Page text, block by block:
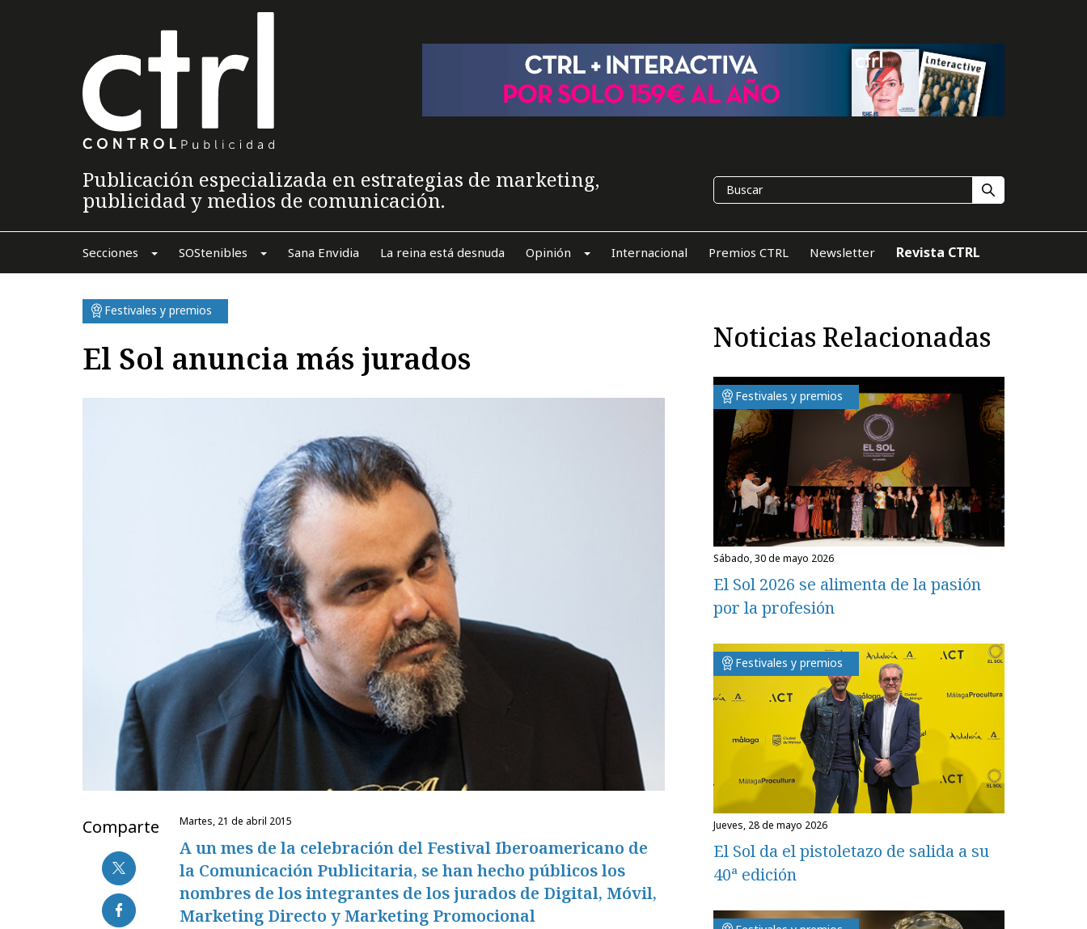
Publicación especializada en estrategias de marketing,
publicidad y medios de comunicación.
Secciones SOStenibles Sana Envidia La reina está desnuda Opinión Internacional Premios CTRL Newsletter Revista CTRL
Festivales y premios
El Sol anuncia más jurados
Comparte martes, 21 de abril 2015
A un mes de la celebración del Festival Iberoamericano de
la Comunicación Publicitaria, se han hecho públicos los
nombres de los integrantes de los jurados de Digital, Móvil,
Marketing Directo y Marketing Promocional
Noticias Relacionadas
Festivales y premios
sábado, 30 de mayo 2026
El Sol 2026 se alimenta de la pasión
por la profesión
Festivales y premios
jueves, 28 de mayo 2026
El Sol da el pistoletazo de salida a su
40ª edición